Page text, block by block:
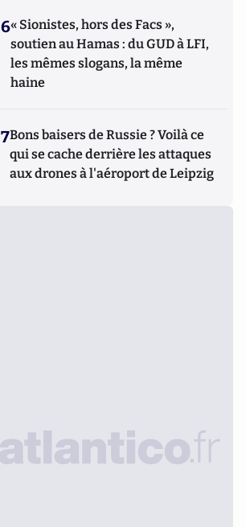
6« Sionistes, hors des Facs »,
soutien au Hamas : du GUD à LFI,
les mêmes slogans, la même
haine
7Bons baisers de Russie ? Voilà ce
qui se cache derrière les attaques
aux drones à l'aéroport de Leipzig